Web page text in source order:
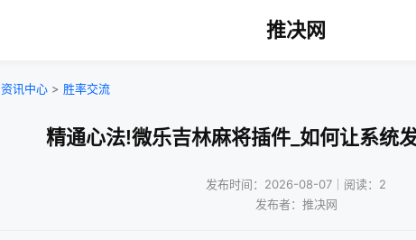
推决网
资讯中心 > 胜率交流
精通心法!微乐吉林麻将插件_如何让系统
发布时间：2026-08-07｜阅读：2
发布者：推决网